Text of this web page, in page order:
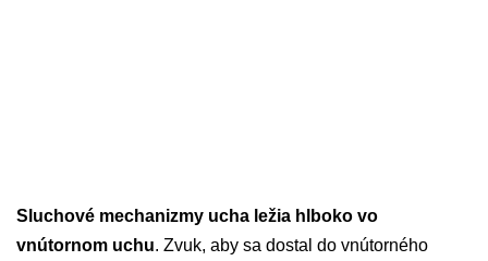
Sluchové mechanizmy ucha ležia hlboko vo
vnútornom uchu. Zvuk, aby sa dostal do vnútorného